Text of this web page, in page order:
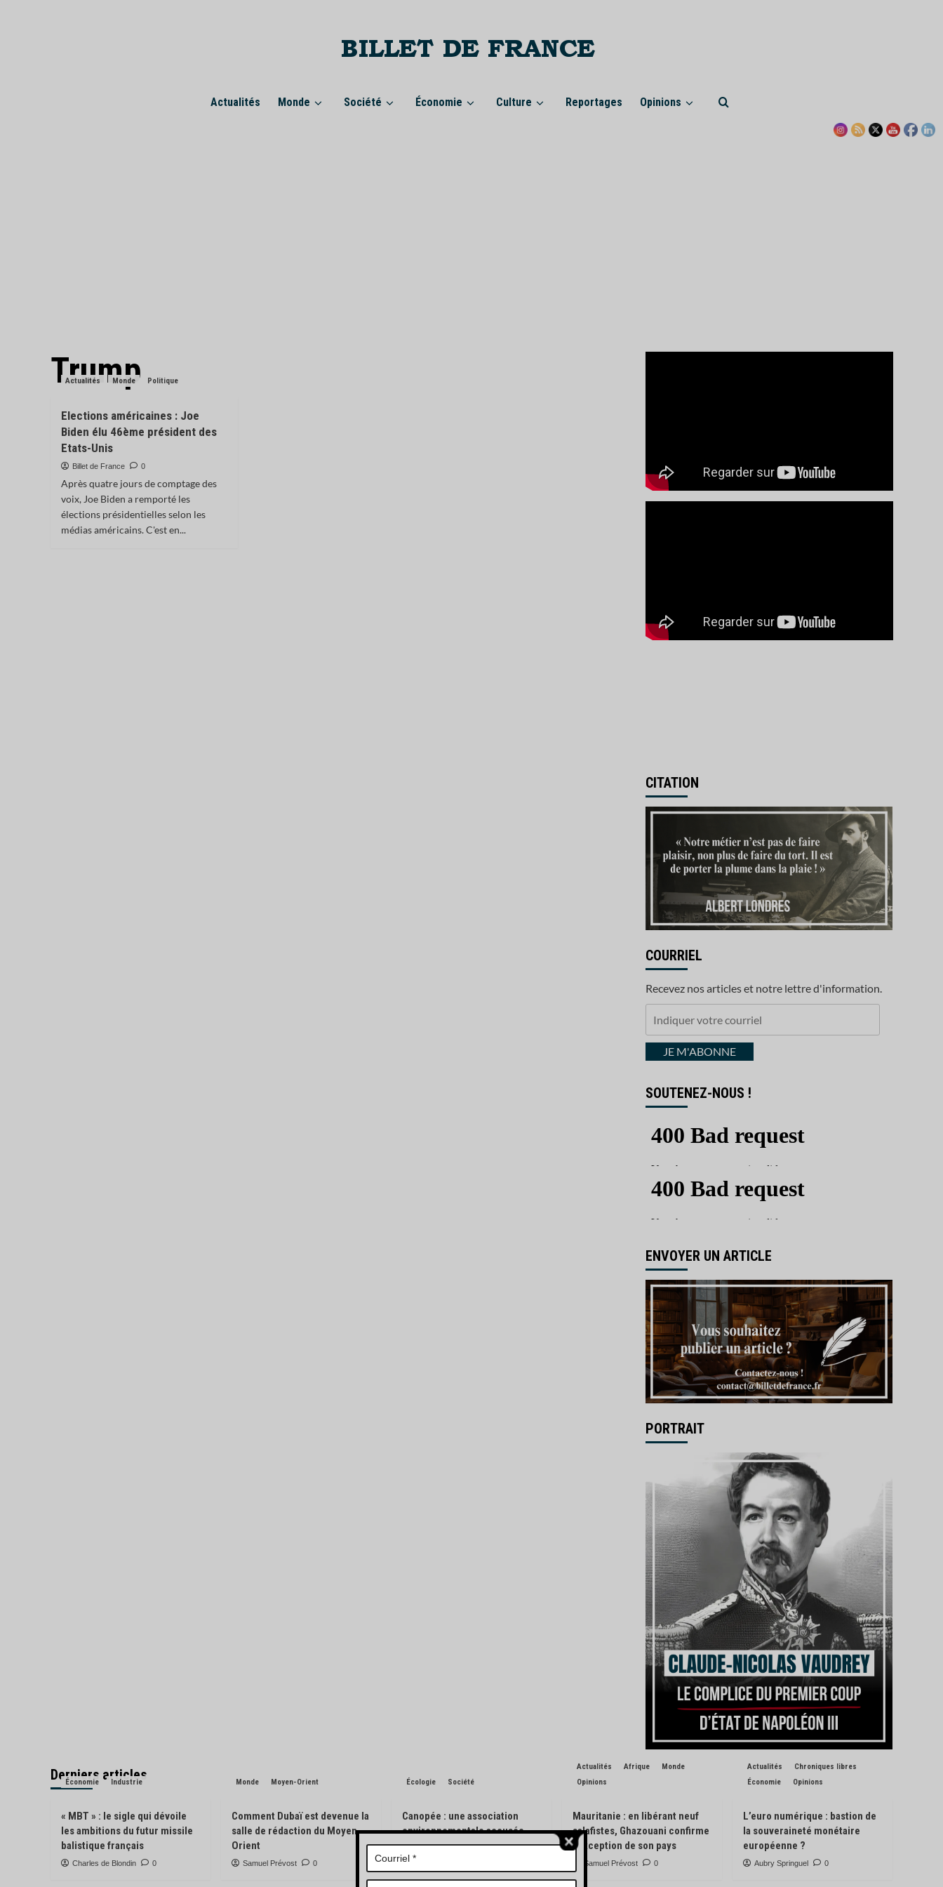
Actualités Monde Société Économie Culture Reportages Opinions
Trump
Actualités Monde Politique
Elections américaines : Joe
Biden élu 46ème président des
Etats-Unis
Billet de France 0
Après quatre jours de comptage des
voix, Joe Biden a remporté les
élections présidentielles selon les
médias américains. C'est en...
CITATION
COURRIEL
Recevez nos articles et notre lettre d'information.
courrielJE M'ABONNE
SOUTENEZ-NOUS !
ENVOYER UN ARTICLE
PORTRAIT
Derniers articles
Économie Industrie
« MBT » : le sigle qui dévoile
les ambitions du futur missile
balistique français
Charles de Blondin 0
Monde Moyen-Orient
Comment Dubaï est devenue la
salle de rédaction du Moyen-
Orient
Samuel Prévost 0
Écologie Société
Canopée : une association
environnementale accusée
d’avoir pisté des engins
forestiers
Charles de Blondin 0
Actualités Afrique
Monde
Opinions
Mauritanie : en libérant neuf
salafistes, Ghazouani confirme
l’exception de son pays
Samuel Prévost 0
Actualités
Chroniques libres
Économie
Opinions
L’euro numérique : bastion de
la souveraineté monétaire
européenne ?
Aubry Springuel 0